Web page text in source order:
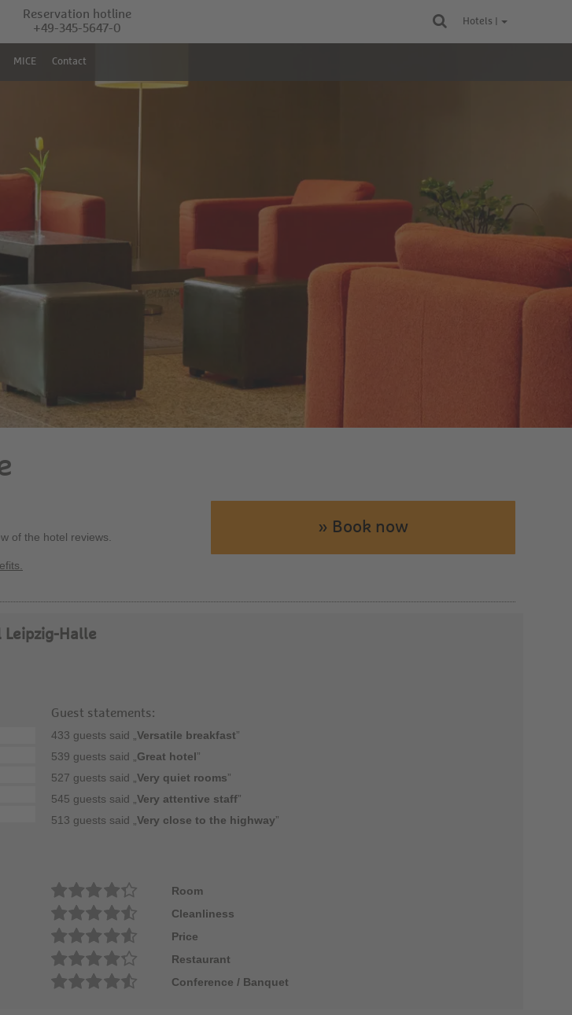
Reservation hotline
+49-345-5647-0
Hotels |
MICE Contact
of the hotel reviews.
» Book now
Leipzig-Halle
Guest statements:
433 guests said „ Versatile breakfast”
539 guests said „ Great hotel”
527 guests said „ Very quiet rooms”
545 guests said „ Very attentive staff”
513 guests said „ Very close to the highway”
Room
Cleanliness
Price
Restaurant
Conference / Banquet